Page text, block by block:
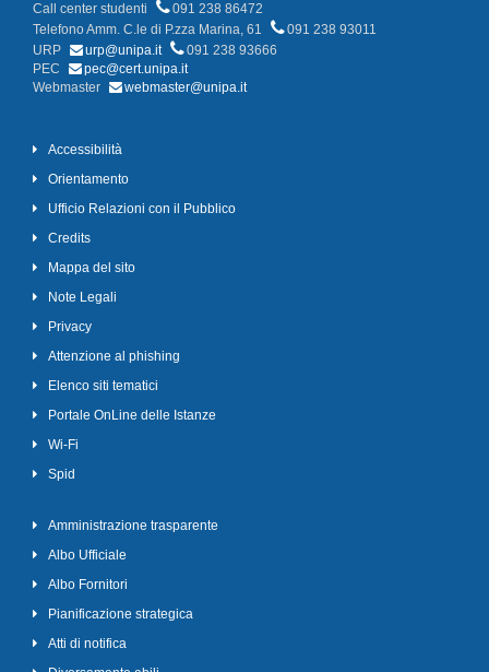
Call center studenti
091 238 86472
Telefono Amm. C.le di P.zza Marina, 61
091 238 93011
URP
urp@unipa.it
091 238 93666
PEC
pec@cert.unipa.it
Webmaster
webmaster@unipa.it
Accessibilità
Orientamento
Ufficio Relazioni con il Pubblico
Credits
Mappa del sito
Note Legali
Privacy
Attenzione al phishing
Elenco siti tematici
Portale OnLine delle Istanze
Wi-Fi
Spid
Amministrazione trasparente
Albo Ufficiale
Albo Fornitori
Pianificazione strategica
Atti di notifica